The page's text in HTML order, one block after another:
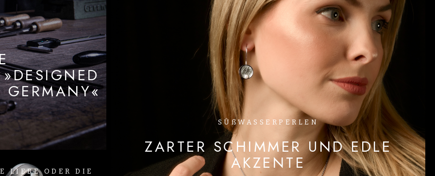
GERMANY«
LIEBE ODER DIE
SÜßWASSERPERLEN
ZARTER SCHIMMER UND EDLE
AKZENTE